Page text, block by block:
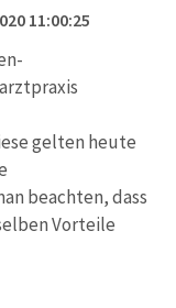
11:00:25
gelten heute
beachten, dass
Vorteile